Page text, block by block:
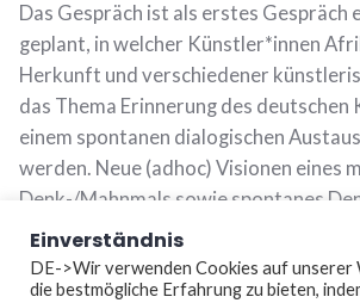
Das Gespräch ist als erstes Gespräch
geplant, in welcher Künstler*innen
Herkunft und verschiedener
das Thema Erinnerung des deutschen
einem spontanen dialogischen
werden. Neue (adhoc) Visionen eines
Denk-/Mahnmals sowie spontanes
zum Ausdruck kommen. Die
dokumentiert, autorisiert und als
öffentlichen Diskussion zum Thema
Einverständnis
DE->Wir verwenden Cookies auf unserer
die bestmögliche Erfahrung zu bieten,